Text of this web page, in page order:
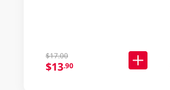
$17.00
$13.90